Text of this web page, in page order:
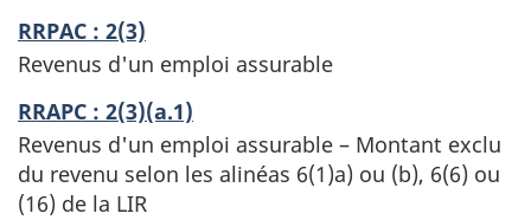
RRPAC : 2(3)
Revenus d'un emploi assurable
RRAPC : 2(3)(a.1)
Revenus d'un emploi assurable – Montant exclu
du revenu selon les alinéas 6(1)a) ou (b), 6(6) ou
(16) de la LIR